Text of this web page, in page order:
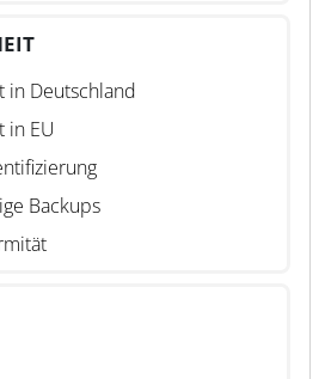
in Deutschland
in EU
Backups